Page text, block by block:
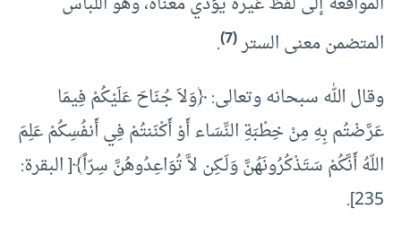
المتضمن معنى الستر(7)
.
وقال الله سبحانه وتعالى: ﴿وَلاَ جُنَاحَ عَلَيْكُمْ فِيمَا
عَرَّضْتُم بِهِ مِنْ خِطْبَةِ النِّسَاء أَوْ أَكْنَنتُمْ فِي أَنفُسِكُمْ عَلِمَ
اللّهُ أَنَّكُمْ سَتَذْكُرُونَهُنَّ وَلَـكِن لاَّ تُوَاعِدُوهُنَّ سِرّاً﴾[ البقرة:
235].